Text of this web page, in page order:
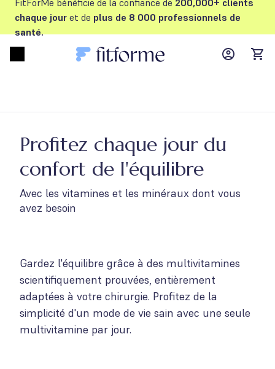
FitForMe bénéficie de la confiance de 200,000+ clients
chaque jour et de plus de 8 000 professionnels de
santé.
MyFFM
Profitez chaque jour du
confort de l'équilibre
Avec les vitamines et les minéraux dont vous
avez besoin
Gardez l'équilibre grâce à des multivitamines
scientifiquement prouvées, entièrement
adaptées à votre chirurgie. Profitez de la
simplicité d'un mode de vie sain avec une seule
multivitamine par jour.